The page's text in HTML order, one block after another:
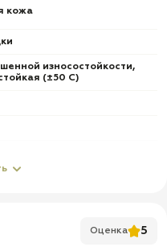
кожа
износостойкости,
(±50 С)
+ супинатор
Оценка 5